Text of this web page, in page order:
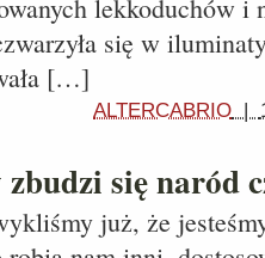
lekkoduchów i
się w
[…]
ALTERCABRIO |
się naród
już, że